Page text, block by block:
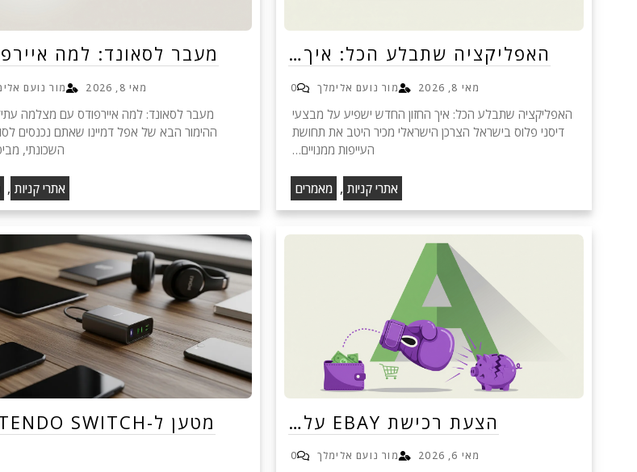
האפליקציה שתבלע הכל: איך…
מאי 8, 2026 מור נועם אלימלך 0
האפליקציה שתבלע הכל: איך החזון החדש ישפיע על מבצעי
דיסני פלוס בישראל הצרכן הישראלי מכיר היטב את תחושת
העייפות ממנויים…
אתרי קניות , מאמרים
מעבר לסאונד: למה
מאי 8, 2026 מור נועם
ההימור הבא של אפל דמיינו שאתם נכנסים
השכונתי,
אתרי קניות ,
הצעת רכישת EBAY על…
מאי 6, 2026 מור נועם אלימלך 0